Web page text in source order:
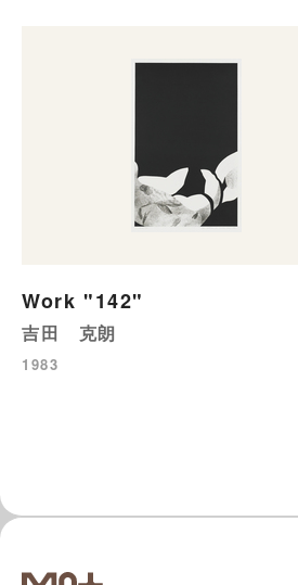
Work "142"
吉田 克朗
1983